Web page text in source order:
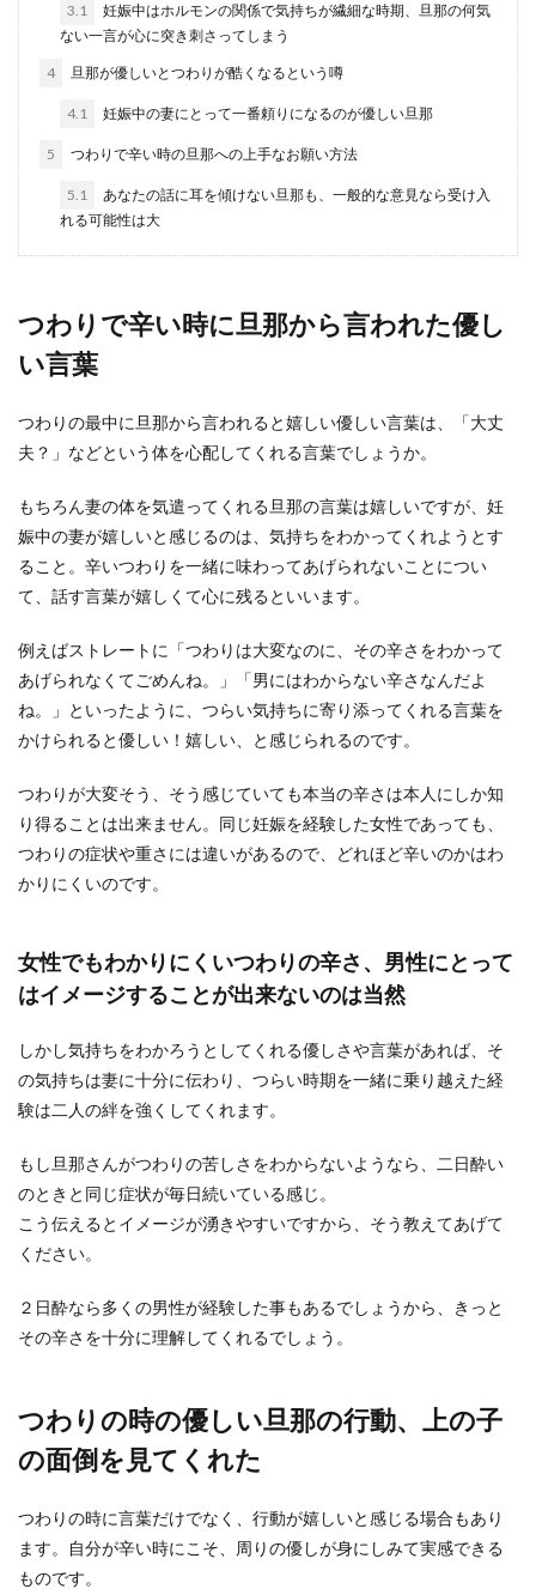
いときの対処法と心理を解説
旦那様が甘えん坊で、その性格をウザいと感じて
いる奥様もいますよね。イライラやストレスがた
音。旦那を変える接し方
旦那のことは正直、もう好きではない。嫌いだけ
ど離婚もできない。 そう感じている妻は少なくあ
旦那が子供を欲しがらない理由と子供
旦那が子供を欲しがらないということでお悩みの
方も多いと思います。 妻は早く子供が欲しいと思
っても、...
子供の子育に協力してくれない旦那に
イライラする時の解消方法
も協力してくれない旦那にイライラを感じている
奥さまもいま...
旦那に浮気をされたら、旦那から裏切られたとい
んよね。 ...
る理由と子供に与える影響
子供が少しのミスをしただけで旦那が怒鳴る、自
ママ友や親しい友人の前では、自分の旦那のこと
を「旦那」という呼び方で呼んでいても、会社で
3.1
妊娠中はホルモンの関係で気持ちが繊細な時期、旦那の何気
ない一言が心に突き刺さってしまう
4 旦那が優しいとつわりが酷くなるという噂
4.1 妊娠中の妻にとって一番頼りになるのが優しい旦那
5 つわりで辛い時の旦那への上手なお願い方法
5.1
あなたの話に耳を傾けない旦那も、一般的な意見なら受け入
れる可能性は大
つわりで辛い時に旦那から言われた優し
い言葉
つわりの最中に旦那から言われると嬉しい優しい言葉は、「大丈
夫？」などという体を心配してくれる言葉でしょうか。
もちろん妻の体を気遣ってくれる旦那の言葉は嬉しいですが、妊
娠中の妻が嬉しいと感じるのは、気持ちをわかってくれようとす
ること。辛いつわりを一緒に味わってあげられないことについ
て、話す言葉が嬉しくて心に残るといいます。
例えばストレートに「つわりは大変なのに、その辛さをわかって
あげられなくてごめんね。」「男にはわからない辛さなんだよ
ね。」といったように、つらい気持ちに寄り添ってくれる言葉を
かけられると優しい！嬉しい、と感じられるのです。
つわりが大変そう、そう感じていても本当の辛さは本人にしか知
り得ることは出来ません。同じ妊娠を経験した女性であっても、
つわりの症状や重さには違いがあるので、どれほど辛いのかはわ
かりにくいのです。
女性でもわかりにくいつわりの辛さ、男性にとって
はイメージすることが出来ないのは当然
しかし気持ちをわかろうとしてくれる優しさや言葉があれば、そ
の気持ちは妻に十分に伝わり、つらい時期を一緒に乗り越えた経
験は二人の絆を強くしてくれます。
もし旦那さんがつわりの苦しさをわからないようなら、二日酔い
のときと同じ症状が毎日続いている感じ。
こう伝えるとイメージが湧きやすいですから、そう教えてあげて
ください。
２日酔なら多くの男性が経験した事もあるでしょうから、きっと
その辛さを十分に理解してくれるでしょう。
つわりの時の優しい旦那の行動、上の子
の面倒を見てくれた
つわりの時に言葉だけでなく、行動が嬉しいと感じる場合もあり
ます。自分が辛い時にこそ、周りの優しが身にしみて実感できる
ものです。